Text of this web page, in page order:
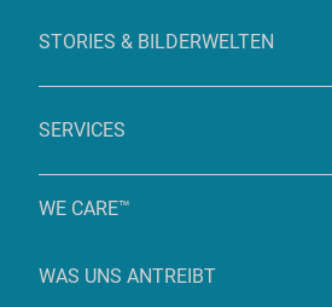
STORIES & BILDERWELTEN
SERVICES
WE CARE™
WAS UNS ANTREIBT